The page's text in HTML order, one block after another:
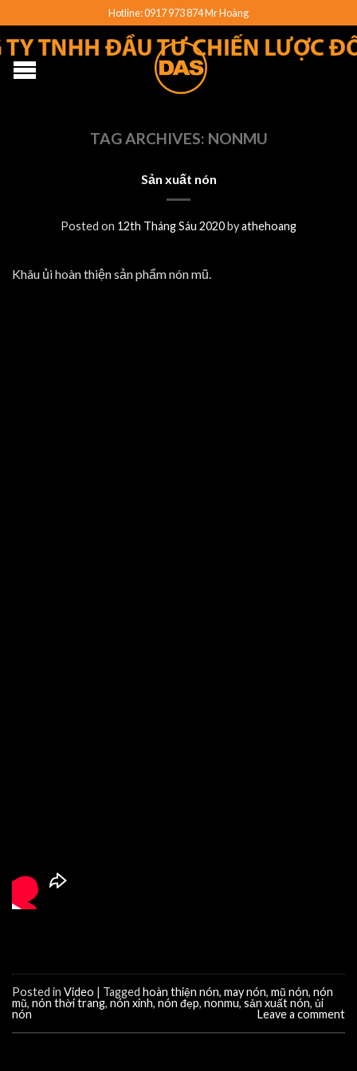
Hotline: 0917 973 874 Mr Hoàng
TAG ARCHIVES: NONMU
Sản xuất nón
Posted on 12th Tháng Sáu 2020byathehoang
Khâu ủi hoàn thiện sản phẩm nón mũ.
Posted in Video | Tagged hoàn thiện nón, may nón, mũ nón, nón
mũ, nón thời trang, nón xinh, nón đẹp, nonmu,sản xuất nón, ủi
nón
Leave a comment